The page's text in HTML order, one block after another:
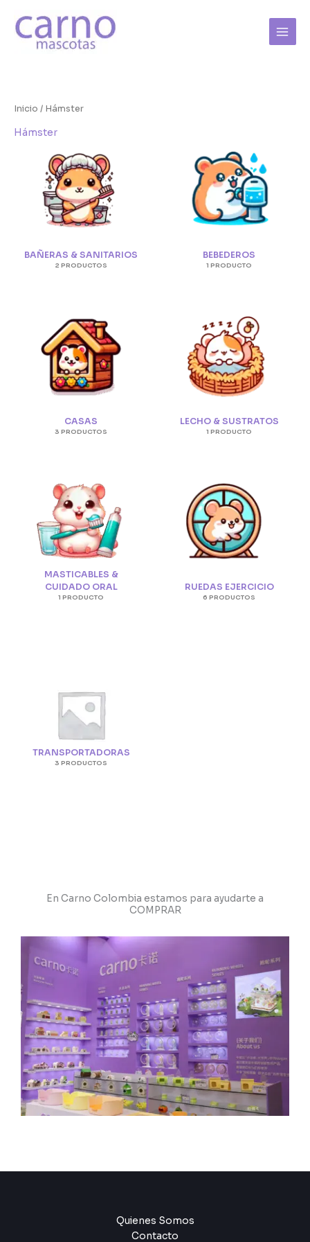
contenido
Inicio / Hámster
Hámster
BAÑERAS & SANITARIOS
2 PRODUCTOS
BEBEDEROS
1 PRODUCTO
CASAS
3 PRODUCTOS
LECHO & SUSTRATOS
1 PRODUCTO
MASTICABLES &
CUIDADO ORAL
1 PRODUCTO
RUEDAS EJERCICIO
6 PRODUCTOS
TRANSPORTADORAS
3 PRODUCTOS
En Carno Colombia estamos para ayudarte a
COMPRAR
Quienes Somos
Contacto